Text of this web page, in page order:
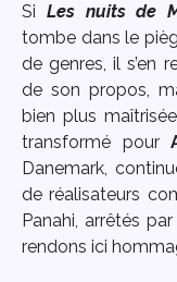
Si Les nuits de
tombe dans le
de genres, il s’en
de son propos,
bien plus
transformé pour
Danemark,
de réalisateurs
Panahi, arrêtés
rendons ici